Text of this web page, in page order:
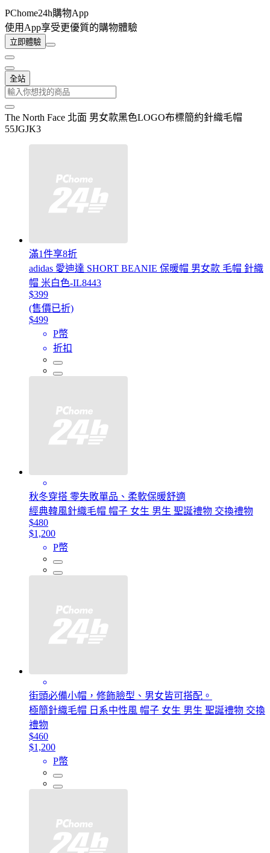
PChome24h購物App
使用App享受更優質的購物體驗
立即體驗
全站
The North Face 北面 男女款黑色LOGO布標簡約針織毛帽
55JGJK3
滿1件享8折
adidas 愛迪達 SHORT BEANIE 保暖帽 男女款 毛帽 針織
帽 米白色-IL8443
$399
(售價已折)
$499
P幣
折扣
秋冬穿搭 零失敗單品、柔軟保暖舒適
經典韓風針織毛帽 帽子 女生 男生 聖誕禮物 交換禮物
$480
$1,200
P幣
街頭必備小帽，修飾臉型、男女皆可搭配。
極簡針織毛帽 日系中性風 帽子 女生 男生 聖誕禮物 交換
禮物
$460
$1,200
P幣